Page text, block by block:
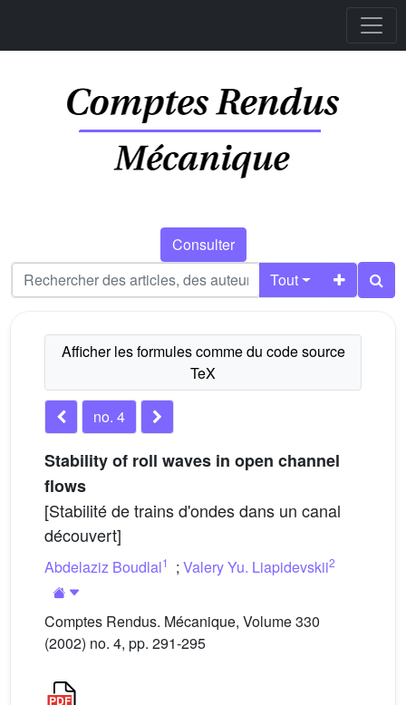
Consulter
Tout
no. 4
Stability of roll waves in open channel
flows
[Stabilité de trains d'ondes dans un canal
découvert]
Abdelaziz Boudlal1 ; Valery Yu. Liapidevskii2
Comptes Rendus. Mécanique, Volume 330
(2002) no. 4, pp. 291-295